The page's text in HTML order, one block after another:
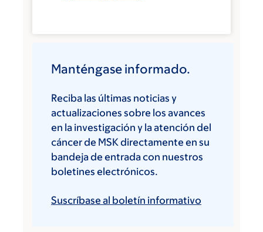
Manténgase informado.
Reciba las últimas noticias y
actualizaciones sobre los avances
en la investigación y la atención del
cáncer de MSK directamente en su
bandeja de entrada con nuestros
boletines electrónicos.
Suscríbase al boletín informativo